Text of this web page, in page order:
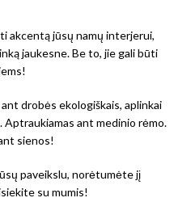
akcentą jūsų namų interjerui,
jaukesne. Be to, jie gali būti
drobės ekologiškais, aplinkai
Aptraukiamas ant medinio rėmo.
sienos!
paveikslu, norėtumėte jį
su mumis!